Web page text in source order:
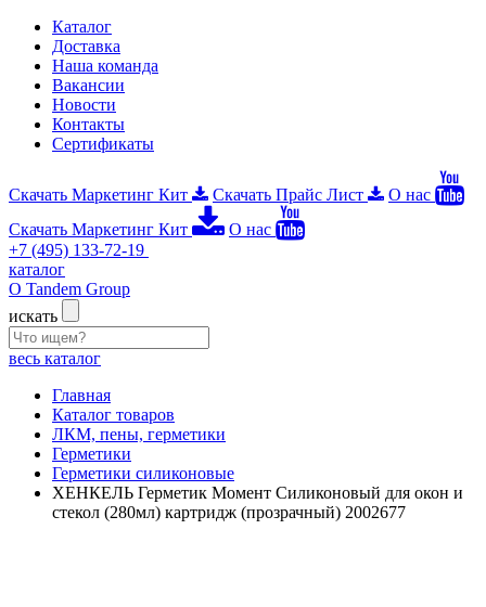
Каталог
Доставка
Наша команда
Вакансии
Новости
Контакты
Сертификаты
Скачать Маркетинг Кит Скачать Прайс Лист
О нас
Скачать Маркетинг Кит
О нас
+7 (495) 133-72-19
каталог
О Tandem Group
искать
весь каталог
Главная
Каталог товаров
ЛКМ, пены, герметики
Герметики
Герметики силиконовые
ХЕНКЕЛЬ Герметик Момент Силиконовый для окон и
стекол (280мл) картридж (прозрачный) 2002677